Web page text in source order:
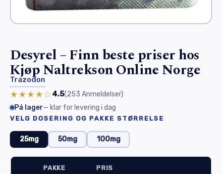
Desyrel – Finn beste priser hos
Kjøp Naltrekson Online Norge
Trazodon
★★★★☆4.5(253 Anmeldelser)
På lager— klar for levering i dag
VELG DOSERING OG PAKKE STØRRELSE
25mg 50mg 100mg
PAKKE PRIS